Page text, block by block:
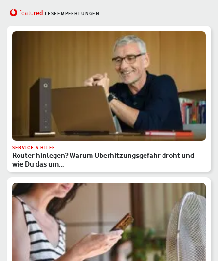
featured LESEEMPFEHLUNGEN
SERVICE & HILFE
Router hinlegen? Warum Überhitzungsgefahr droht und
wie Du das um…